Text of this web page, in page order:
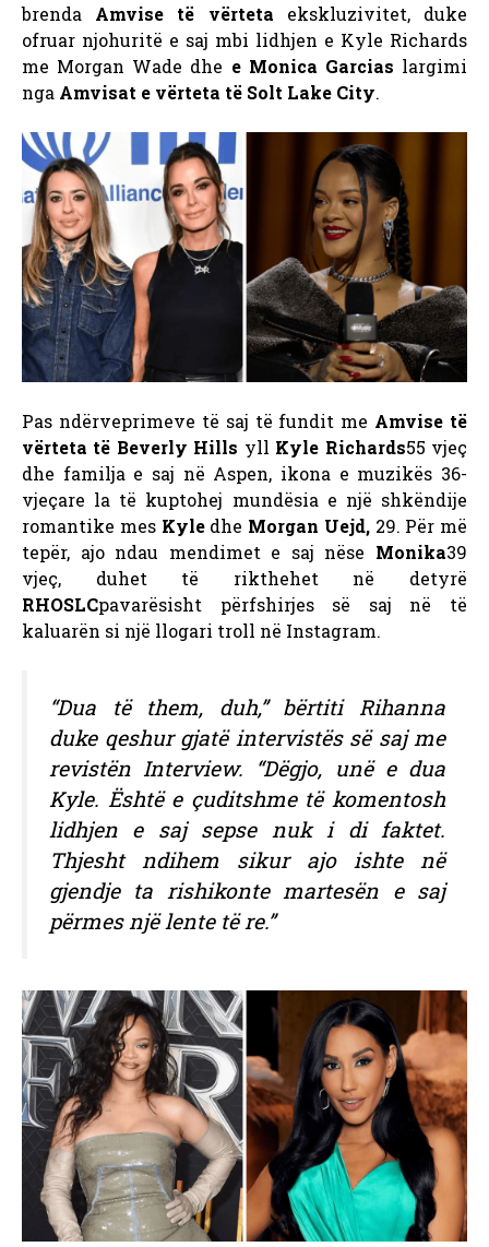
brenda Amvise të vërteta ekskluzivitet, duke
ofruar njohuritë e saj mbi lidhjen e Kyle Richards
me Morgan Wade dhe e Monica Garcias largimi
nga Amvisat e vërteta të Solt Lake City.
Pas ndërveprimeve të saj të fundit me Amvise të
vërteta të Beverly Hills yll Kyle Richards55 vjeç
dhe familja e saj në Aspen, ikona e muzikës 36-
vjeçare la të kuptohej mundësia e një shkëndije
romantike mes Kyledhe Morgan Uejd,29. Për më
tepër, ajo ndau mendimet e saj nëse Monika39
vjeç, duhet të rikthehet në detyrë
RHOSLCpavarësisht përfshirjes së saj në të
kaluarën si një llogari troll në Instagram.
“Dua të them, duh,” bërtiti Rihanna
duke qeshur gjatë intervistës së saj me
revistën Interview. “Dëgjo, unë e dua
Kyle. Është e çuditshme të komentosh
lidhjen e saj sepse nuk i di faktet.
Thjesht ndihem sikur ajo ishte në
gjendje ta rishikonte martesën e saj
përmes një lente të re.”